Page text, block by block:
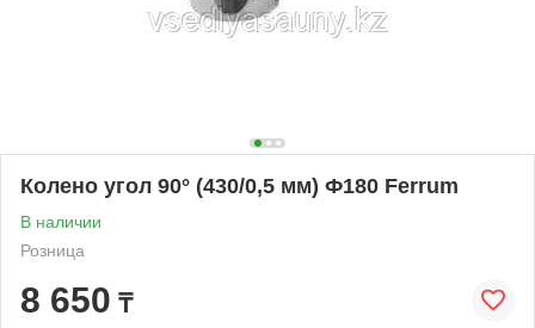
Колено угол 90° (430/0,5 мм) Ф180 Ferrum
В наличии
Розница
8 650 ₸